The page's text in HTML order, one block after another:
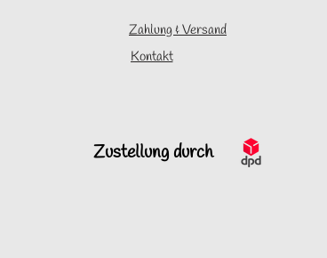
Zahlung & Versand
Kontakt
Zustellung durch